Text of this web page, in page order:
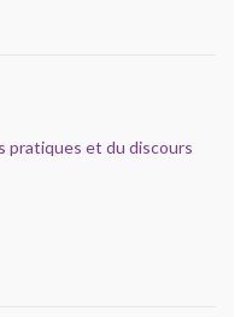
pratiques et du discours